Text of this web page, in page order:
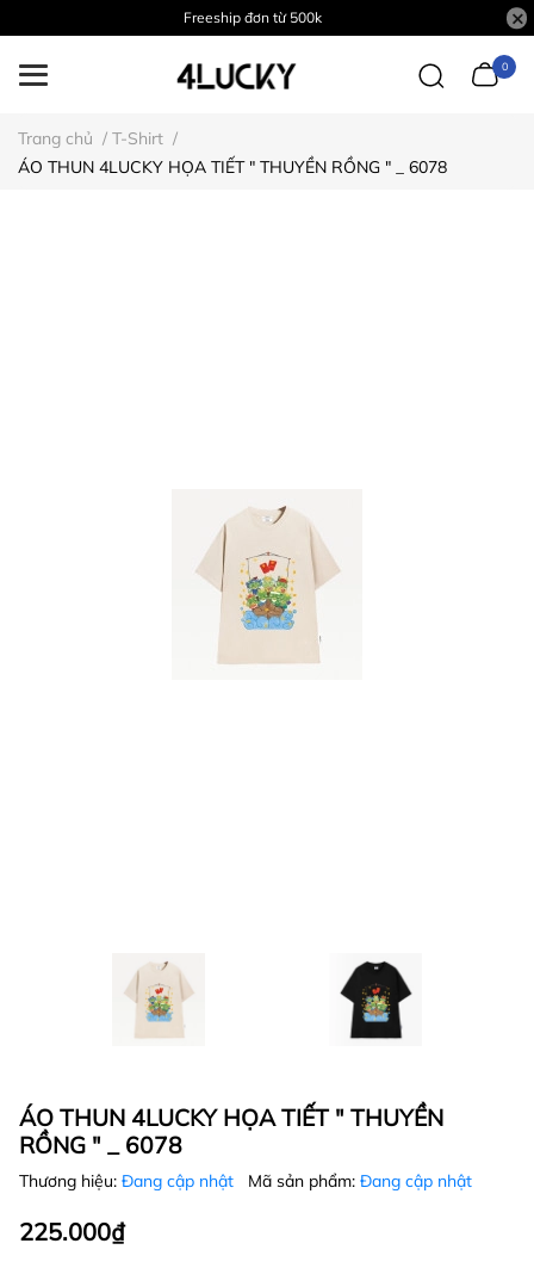
Freeship đơn từ 500k
0
Trang chủ / T-Shirt /
ÁO THUN 4LUCKY HỌA TIẾT " THUYỀN RỒNG " _ 6078
ÁO THUN 4LUCKY HỌA TIẾT " THUYỀN
RỒNG " _ 6078
Thương hiệu: Đang cập nhật Mã sản phẩm: Đang cập nhật
225.000₫